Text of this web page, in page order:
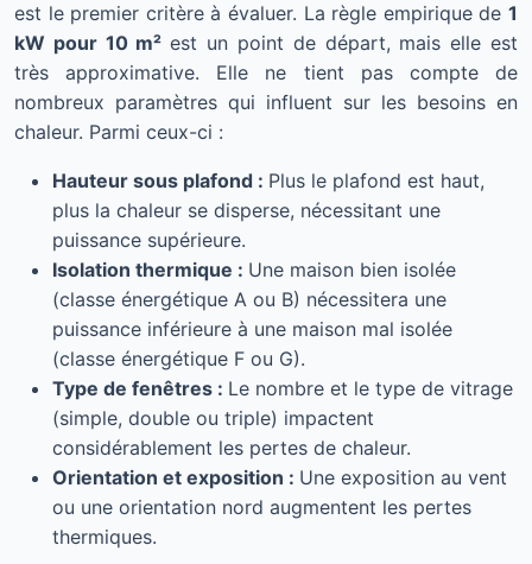
est le premier critère à évaluer. La règle empirique de 1
kW pour 10 m²est un point de départ, mais elle est
très approximative. Elle ne tient pas compte de
nombreux paramètres qui influent sur les besoins en
chaleur. Parmi ceux-ci :
Hauteur sous plafond : Plus le plafond est haut,
plus la chaleur se disperse, nécessitant une
puissance supérieure.
Isolation thermique : Une maison bien isolée
(classe énergétique A ou B) nécessitera une
puissance inférieure à une maison mal isolée
(classe énergétique F ou G).
Type de fenêtres : Le nombre et le type de vitrage
(simple, double ou triple) impactent
considérablement les pertes de chaleur.
Orientation et exposition : Une exposition au vent
ou une orientation nord augmentent les pertes
thermiques.